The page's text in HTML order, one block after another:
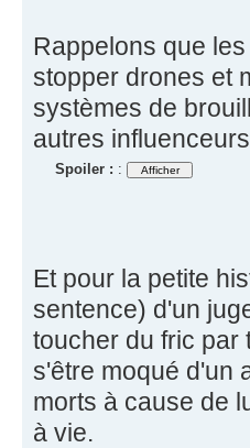
Rappelons que
stopper drones et
systèmes de
autres
Spoiler : :
Et pour la petite
sentence) d'un
toucher du fric par
s'être moqué d'un
morts à cause de
à vie.